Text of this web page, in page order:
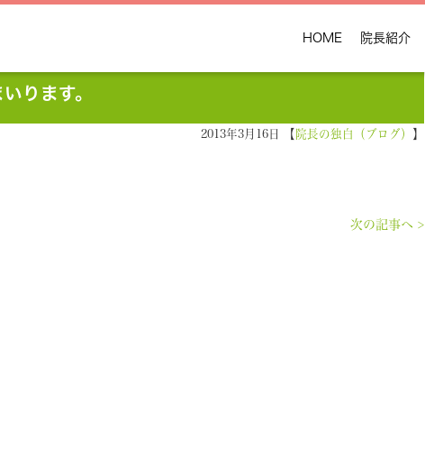
HOME 院長紹介
ります。
2013年3月16日 【 院長の独白（ブログ） 】
次の記事へ >